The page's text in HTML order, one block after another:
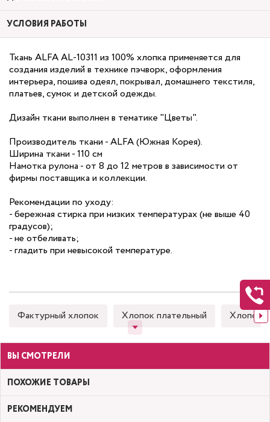
УСЛОВИЯ РАБОТЫ
Ткань ALFA AL-10311 из 100% хлопка применяется для
создания изделий в технике пэчворк, оформления
интерьера, пошива одеял, покрывал, домашнего текстиля,
платьев, сумок и детской одежды.
Дизайн ткани выполнен в тематике "Цветы".
Производитель ткани - ALFA (Южная Корея).
Ширина ткани - 110 см
Намотка рулона - от 8 до 12 метров в зависимости от
фирмы поставщика и коллекции.
Рекомендации по уходу:
- бережная стирка при низких температурах (не выше 40
градусов);
- не отбеливать;
- гладить при невысокой температуре.
Фактурный хлопок Хлопок плательный Хлопок
ВЫ СМОТРЕЛИ
ПОХОЖИЕ ТОВАРЫ
РЕКОМЕНДУЕМ